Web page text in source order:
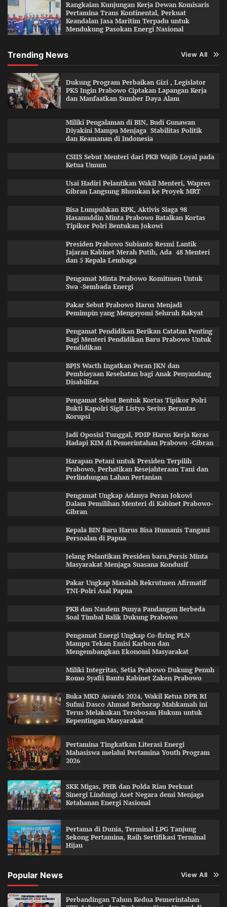
Rangkaian Kunjungan Kerja Dewan Komisaris
Pertamina Trans Kontinental, Perkuat
Keandalan Jasa Maritim Terpadu untuk
Mendukung Pasokan Energi Nasional
Trending News View All
Dukung Program Perbaikan Gizi , Legislator
PKS Ingin Prabowo Ciptakan Lapangan Kerja
dan Manfaatkan Sumber Daya Alam
Miliki Pengalaman di BIN, Budi Gunawan
Diyakini Mampu Menjaga Stabilitas Politik
dan Keamanan di Indonesia
CSIIS Sebut Menteri dari PKB Wajib Loyal pada
Ketua Umum
Usai Hadiri Pelantikan Wakil Menteri, Wapres
Gibran Langsung Blusukan ke Proyek MRT
Bisa Lumpuhkan KPK, Aktivis Siaga 98
Hasanuddin Minta Prabowo Batalkan Kortas
Tipikor Polri Bentukan Jokowi
Presiden Prabowo Subianto Resmi Lantik
Jajaran Kabinet Merah Putih, Ada 48 Menteri
dan 5 Kepala Lembaga
Pengamat Minta Prabowo Komitmen Untuk
Swa -Sembada Energi
Pakar Sebut Prabowo Harus Menjadi
Pemimpin yang Mengayomi Seluruh Rakyat
Pengamat Pendidikan Berikan Catatan Penting
Bagi Menteri Pendidikan Baru Prabowo Untuk
Pendidikan
BPJS Wacth Ingatkan Peran JKN dan
Pembiayaan Kesehatan bagi Anak Penyandang
Disabilitas
Pengamat Sebut Bentuk Kortas Tipikor Polri
Bukti Kapolri Sigit Listyo Serius Berantas
Korupsi
Jadi Oposisi Tunggal, PDIP Harus Kerja Keras
Hadapi KIM di Pemerintahan Prabowo -Gibran
Harapan Petani untuk Presiden Terpilih
Prabowo, Perhatikan Kesejahteraan Tani dan
Perlindungan Lahan Pertanian
Pengamat Ungkap Adanya Peran Jokowi
Dalam Pemilihan Menteri di Kabinet Prabowo-
Gibran
Kepala BIN Baru Harus Bisa Humanis Tangani
Persoalan di Papua
Jelang Pelantikan Presiden baru,Persis Minta
Masyarakat Menjaga Suasana Kondusif
Pakar Ungkap Masalah Rekrutmen Afirmatif
TNI-Polri Asal Papua
PKB dan Nasdem Punya Pandangan Berbeda
Soal Timbal Balik Dukung Prabowo
Pengamat Energi Ungkap Co-firing PLN
Mampu Tekan Emisi Karbon dan
Mengembangkan Ekonomi Masyarakat
Miliki Integritas, Setia Prabowo Dukung Penuh
Romo Syafii Bantu Kabinet Zaken Prabowo
Buka MKD Awards 2024, Wakil Ketua DPR RI
Sufmi Dasco Ahmad Berharap Mahkamah ini
Terus Melakukan Terobosan Hukum untuk
Kepentingan Masyarakat
Pertamina Tingkatkan Literasi Energi
Mahasiswa melalui Pertamina Youth Program
2026
SKK Migas, PHR dan Polda Riau Perkuat
Sinergi Lindungi Aset Negara demi Menjaga
Ketahanan Energi Nasional
Pertama di Dunia, Terminal LPG Tanjung
Sekong Pertamina, Raih Sertifikasi Terminal
Hijau
Popular News View All
Perbandingan Tahun Kedua Pemerintahan